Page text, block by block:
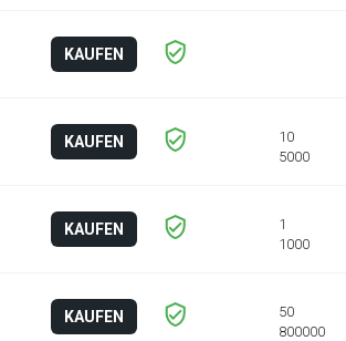
KAUFEN
KAUFEN
10
5000
KAUFEN
1000
KAUFEN
50
800000